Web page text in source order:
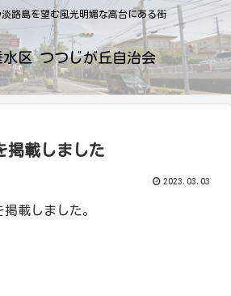
路島を望む風光明媚な高台にある街
水区 つつじが丘自治会
掲載しました
2023.03.03
掲載しました。